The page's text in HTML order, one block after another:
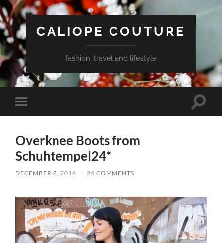
CALIOPE COUTURE
fashion, travel and lifestyle
Toggle
mobile
Toggle
Overknee Boots from
Schuhtempel24*
DECEMBER 8, 2016 / 24 COMMENTS